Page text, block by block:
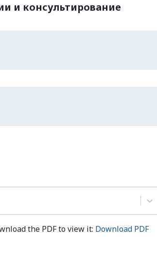
и консультирование
the PDF to view it: Download PDF